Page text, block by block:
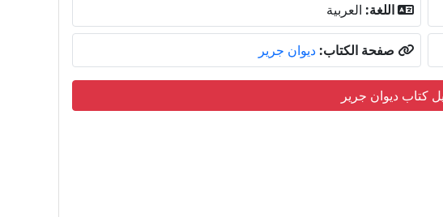
اللغة: العربية
صفحة الكتاب: ديوان جرير
كتاب ديوان جرير